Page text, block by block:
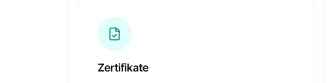
Zertifikate